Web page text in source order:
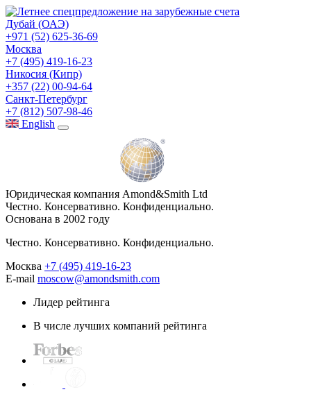
Дубай (ОАЭ)
+971 (52) 625-36-69
Москва
+7 (495) 419-16-23
Никосия (Кипр)
+357 (22) 00-94-64
Санкт-Петербург
+7 (812) 507-98-46
English
Юридическая компания Amond&Smith Ltd
Честно. Консервативно. Конфиденциально.
Основана в 2002 году
Честно. Консервативно. Конфиденциально.
Москва +7 (495) 419-16-23
E-mail moscow@amondsmith.com
Лидер рейтинга
В числе лучших компаний рейтинга